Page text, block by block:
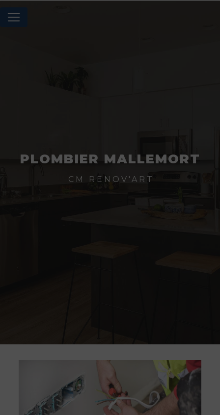
PLOMBIER MALLEMORT
CM RENOV'ART